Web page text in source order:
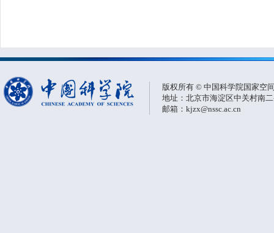
版权所有 © 中国科学院国家空
地址：北京市海淀区中关村南
邮箱：kjzx@nssc.ac.cn